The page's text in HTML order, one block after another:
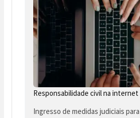
Responsabilidade civil na internet
Ingresso de medidas judiciais